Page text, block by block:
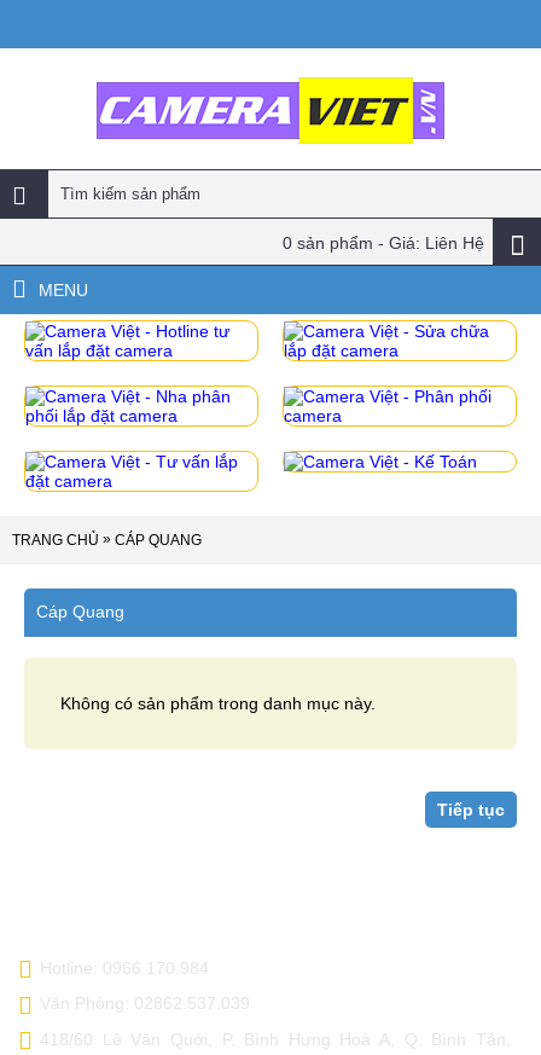
0 sản phẩm - Giá: Liên Hệ
MENU
TRANG CHỦ » CÁP QUANG
Cáp Quang
Không có sản phẩm trong danh mục này.
Tiếp tục
Hotline: 0966.170.984
Văn Phòng: 02862.537.039
418/60 Lê Văn Quới, P. Bình Hưng Hoà A, Q. Bình Tân,